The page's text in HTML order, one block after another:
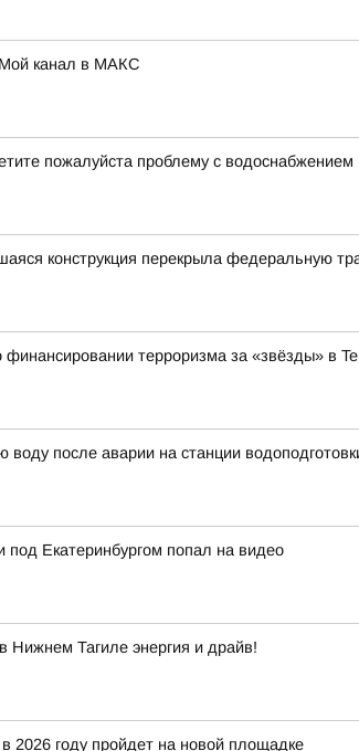
канал в МАКС
пожалуйста проблему с водоснабжением
конструкция перекрыла федеральную
терроризма за «звёзды» в
после аварии на станции
Екатеринбургом попал на видео
Нижнем Тагиле энергия и драйв!
2026 году пройдет на новой площадке